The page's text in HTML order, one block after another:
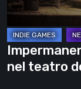
fantasmi
nel teatro